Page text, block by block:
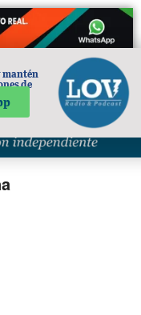
mantén
de